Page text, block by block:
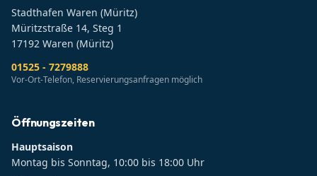
Stadthafen Waren (Müritz)
Müritzstraße 14, Steg 1
17192 Waren (Müritz)
01525 - 7279888
Vor-Ort-Telefon, Reservierungsanfragen möglich
Öffnungszeiten
Hauptsaison
Montag bis Sonntag, 10:00 bis 18:00 Uhr